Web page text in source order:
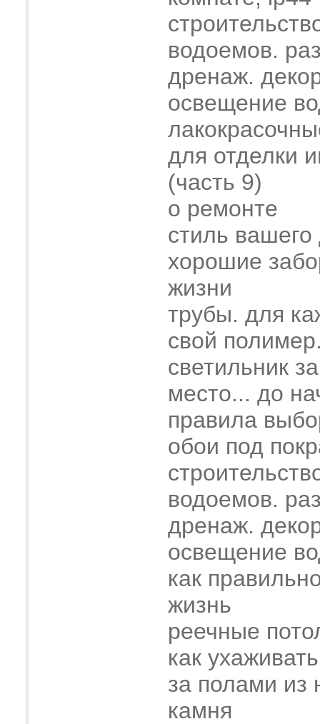
водоемов.
дренаж.
освещение
для отделки
(часть 9)
о ремонте
стиль
хорошие
жизни
трубы. для
свой
светильник
место... до
правила
обои под
водоемов.
дренаж.
освещение
как
жизнь
реечные
как
за полами из
камня